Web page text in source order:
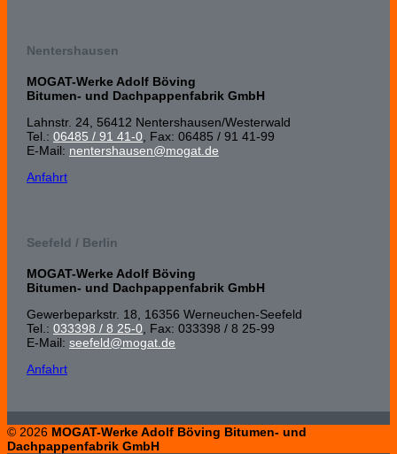
Nentershausen
MOGAT-Werke Adolf Böving
Bitumen- und Dachpappenfabrik GmbH
Lahnstr. 24, 56412 Nenters­hausen/Wester­wald
Tel.: 06485 / 91 41-0 , Fax: 06485 / 91 41-99
E-Mail: nentershausen@mogat.de
Anfahrt
Seefeld / Berlin
MOGAT-Werke Adolf Böving
Bitumen- und Dachpappenfabrik GmbH
Gewerbeparkstr. 18, 16356 Werneuchen-Seefeld
Tel.: 033398 / 8 25-0 , Fax: 033398 / 8 25-99
E-Mail: seefeld@mogat.de
Anfahrt
© 2026 MOGAT-Werke Adolf Böving Bitumen- und
Dachpappenfabrik GmbH